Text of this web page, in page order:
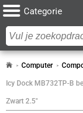
Categorie
Computer
Icy Dock MB732TP-B
Zwart 2.5"